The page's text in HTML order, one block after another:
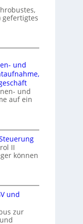
gefertigtes
und
und
auf ein
II
können
und
zur